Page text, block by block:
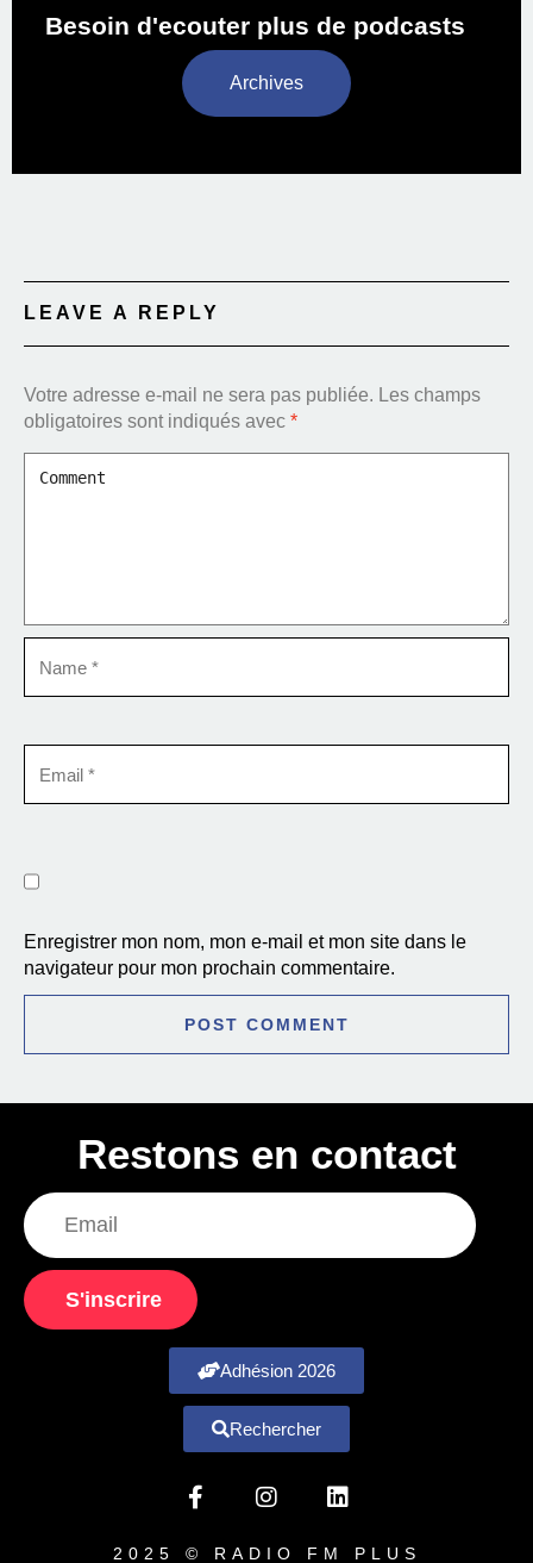
Besoin d'ecouter plus de podcasts
Archives
LEAVE A REPLY
Votre adresse e-mail ne sera pas publiée. Les champs
obligatoires sont indiqués avec *
Enregistrer mon nom, mon e-mail et mon site dans le
navigateur pour mon prochain commentaire.
Restons en contact
S'inscrire
Adhésion 2026
Rechercher
2025 © RADIO FM PLUS